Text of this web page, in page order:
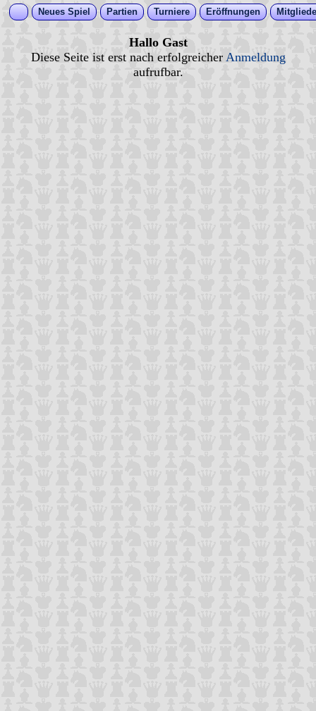
Neues Spiel Partien Turniere Eröffnungen
Hallo Gast
Diese Seite ist erst nach erfolgreicher Anmeldung
aufrufbar.